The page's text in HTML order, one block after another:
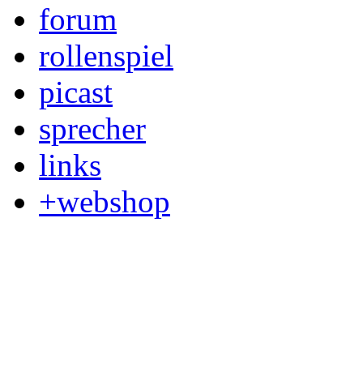
forum
rollenspiel
picast
sprecher
links
+webshop